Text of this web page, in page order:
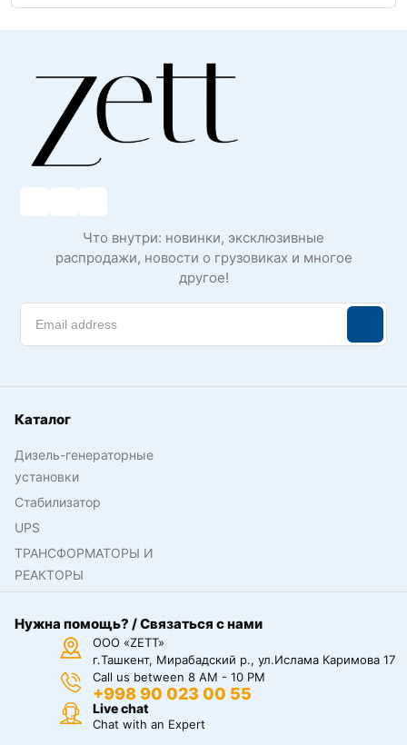
Что внутри: новинки, эксклюзивные
распродажи, новости о грузовиках и многое
другое!
Каталог
Дизель-генераторные
установки
Стабилизатор
UPS
ТРАНСФОРМАТОРЫ И
РЕАКТОРЫ
Нужна помощь? / Связаться с нами
ООО «ZETT»
г.Ташкент, Мирабадский р., ул.Ислама Каримова 17
Call us between 8 AM - 10 PM
+998 90 023 00 55
Live chat
Chat with an Expert